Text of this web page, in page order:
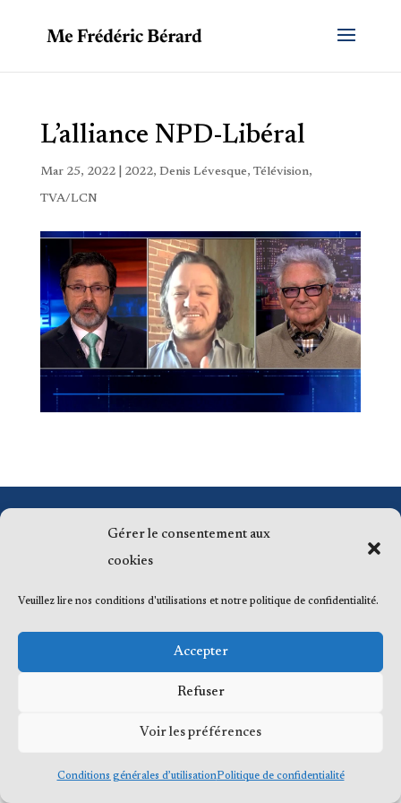
Gérer le consentement aux
cookies
Veuillez lire nos conditions d'utilisations et notre politique de confidentialité.
Accepter
Refuser
Voir les préférences
Conditions générales d’utilisationPolitique de confidentialité
L’alliance NPD-Libéral
Mar 25, 2022| 2022, Denis Lévesque, Télévision,
TVA/LCN
© 2023 Me Frédéric Bérard, tous droits